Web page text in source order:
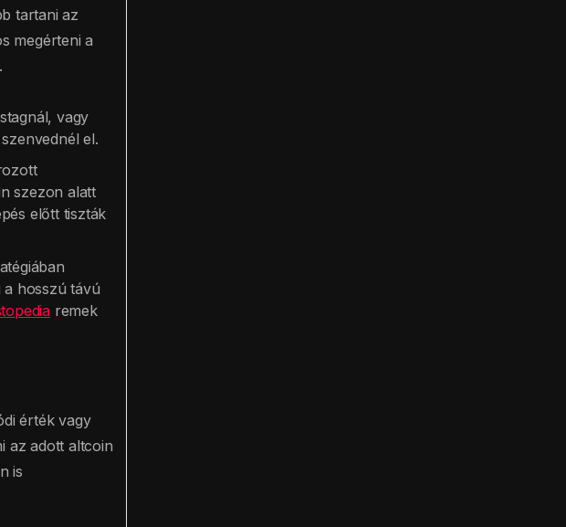
tartani az
megérteni a
vagy
el.
szezon alatt
előtt tiszták
hosszú távú
remek
érték vagy
az adott altcoin
is